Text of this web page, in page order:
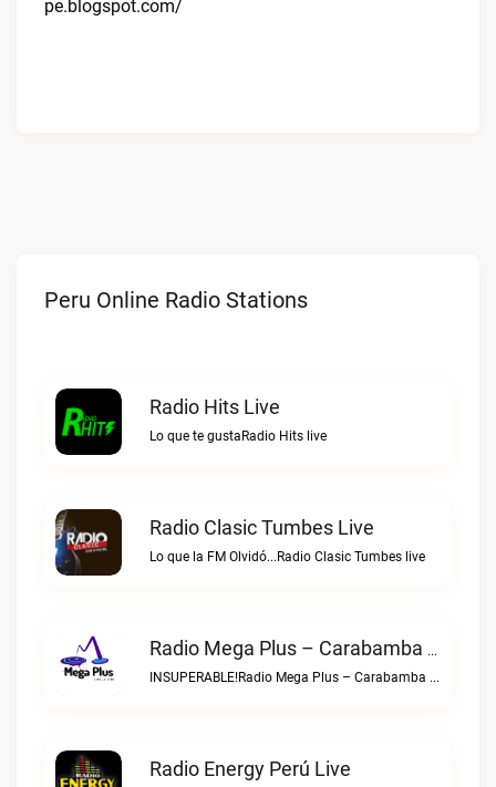
pe.blogspot.com/
Peru Online Radio Stations
Radio Hits Live
Lo que te gustaRadio Hits live
Radio Clasic Tumbes Live
Lo que la FM Olvidó...Radio Clasic Tumbes live
Radio Mega Plus – Carabamba Live
INSUPERABLE!Radio Mega Plus – Carabamba live
Radio Energy Perú Live